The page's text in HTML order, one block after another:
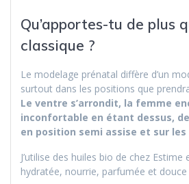
Qu’apportes-tu de plus
classique ?
Le modelage prénatal diffère d’un
surtout dans les positions que
Le ventre s’arrondit, la femme
inconfortable en étant dessus,
en position semi assise et sur les
J’utilise des huiles bio de chez Estime
hydratée, nourrie, parfumée et douce